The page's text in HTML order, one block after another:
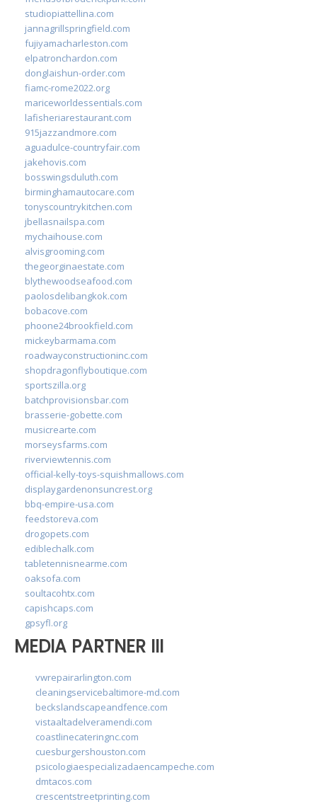
studiopiattellina.com
jannagrillspringfield.com
fujiyamacharleston.com
elpatronchardon.com
donglaishun-order.com
fiamc-rome2022.org
mariceworldessentials.com
lafisheriarestaurant.com
915jazzandmore.com
aguadulce-countryfair.com
jakehovis.com
bosswingsduluth.com
birminghamautocare.com
tonyscountrykitchen.com
jbellasnailspa.com
mychaihouse.com
alvisgrooming.com
thegeorginaestate.com
blythewoodseafood.com
paolosdelibangkok.com
bobacove.com
phoone24brookfield.com
mickeybarmama.com
roadwayconstructioninc.com
shopdragonflyboutique.com
sportszilla.org
batchprovisionsbar.com
brasserie-gobette.com
musicrearte.com
morseysfarms.com
riverviewtennis.com
official-kelly-toys-squishmallows.com
displaygardenonsuncrest.org
bbq-empire-usa.com
feedstoreva.com
drogopets.com
ediblechalk.com
tabletennisnearme.com
oaksofa.com
soultacohtx.com
capishcaps.com
gpsyfl.org
MEDIA PARTNER III
vwrepairarlington.com
cleaningservicebaltimore-md.com
beckslandscapeandfence.com
vistaaltadelveramendi.com
coastlinecateringnc.com
cuesburgershouston.com
psicologiaespecializadaencampeche.com
dmtacos.com
crescentstreetprinting.com